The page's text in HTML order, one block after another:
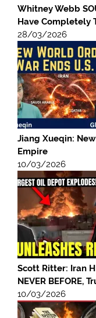
Whitney Webb
Have Completely
28/03/2026
Jiang Xueqin:
Empire
10/03/2026
Scott Ritter: Iran
NEVER BEFORE,
10/03/2026